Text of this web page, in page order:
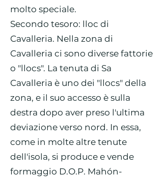
molto speciale.
Secondo tesoro: lloc di
Cavalleria. Nella zona di
Cavalleria ci sono diverse fattorie
o "llocs". La tenuta di Sa
Cavalleria è uno dei "llocs" della
zona, e il suo accesso è sulla
destra dopo aver preso l'ultima
deviazione verso nord. In essa,
come in molte altre tenute
dell'isola, si produce e vende
formaggio D.O.P. Mahón-